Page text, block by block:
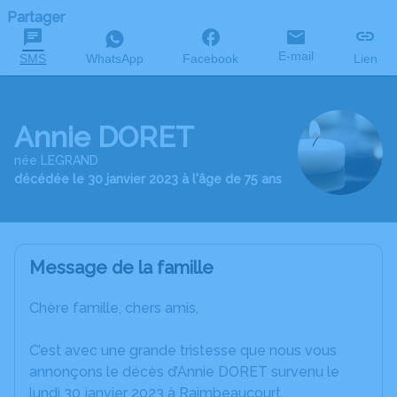
Partager
SMS WhatsApp Facebook E-mail Lien
Annie DORET
née LEGRAND
décédée le 30 janvier 2023 à l'âge de 75 ans
Message de la famille
Chère famille, chers amis,
C’est avec une grande tristesse que nous vous
annonçons le décès d’Annie DORET survenu le
lundi 30 janvier 2023 à Raimbeaucourt.